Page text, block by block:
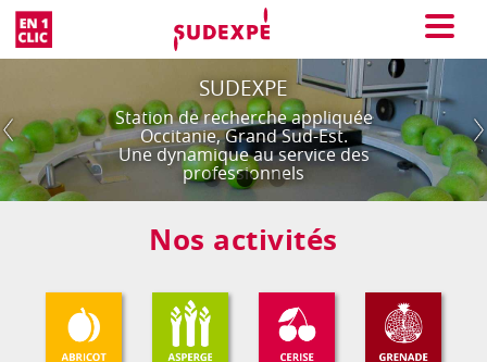
Menu
SUDEXPE - Station de recherche
SUDEXPE
Station de recherche appliquée
Occitanie, Grand Sud-Est.
Une dynamique au service des
professionnels
Nos activités